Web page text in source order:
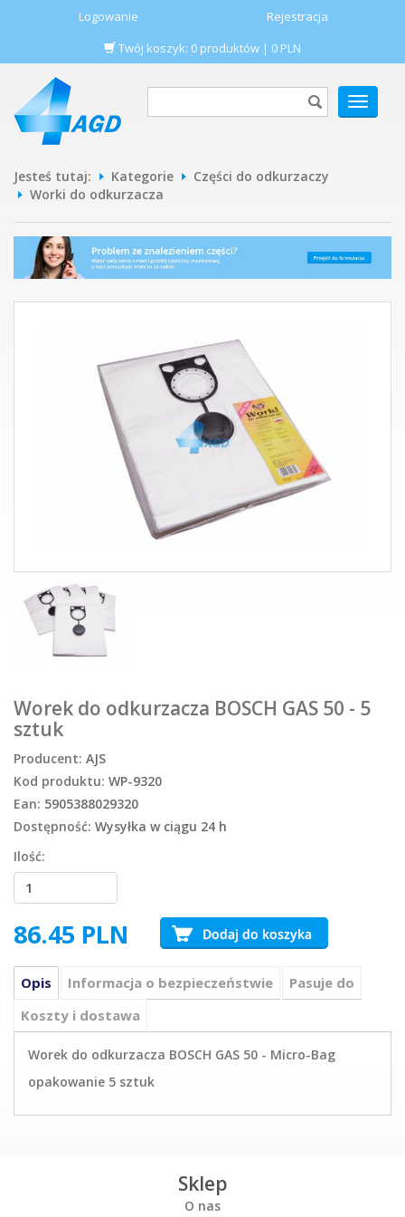
Logowanie
Rejestracja
Twój koszyk: 0 produktów | 0 PLN
POKAŻ
MENU
Jesteś tutaj: Kategorie
Części do odkurzaczy
Worki do odkurzacza
Worek do odkurzacza BOSCH GAS 50 - 5
sztuk
Producent: AJS
Kod produktu: WP-9320
Ean: 5905388029320
Dostępność: Wysyłka w ciągu 24 h
Ilość:
86.45 PLN
Opis Informacja o bezpieczeństwie
Pasuje do
Koszty i dostawa
Worek do odkurzacza BOSCH GAS 50 - Micro-Bag
opakowanie 5 sztuk
Sklep
O nas